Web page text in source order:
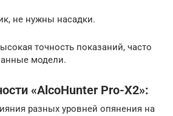
не нужны насадки.
точность показаний, часто
модели.
«AlcoHunter Pro-X2»:
разных уровней опянения на